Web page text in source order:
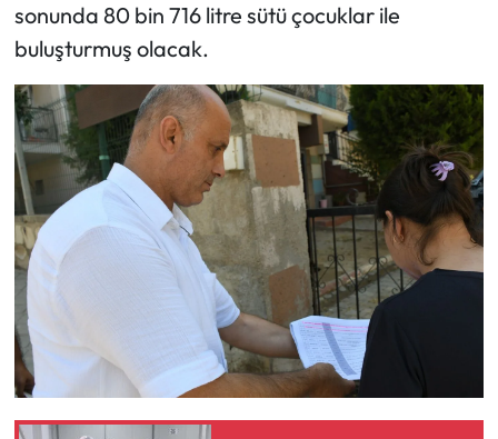
sonunda 80 bin 716 litre sütü çocuklar ile
buluşturmuş olacak.